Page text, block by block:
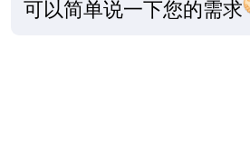
可以简单说一下您的需求